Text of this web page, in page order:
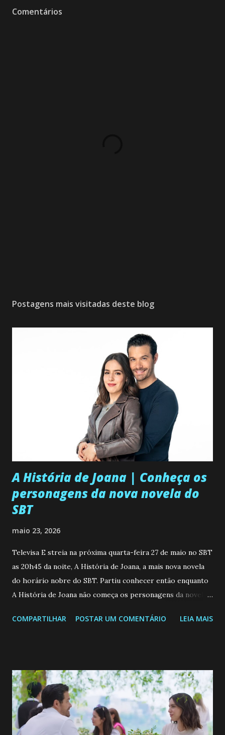
Comentários
Postagens mais visitadas deste blog
A História de Joana | Conheça os
personagens da nova novela do
SBT
maio 23, 2026
Televisa E streia na próxima quarta-feira 27 de maio no SBT
as 20h45 da noite, A História de Joana, a mais nova novela
do horário nobre do SBT. Partiu conhecer então enquanto
A História de Joana não começa os personagens da novela?
de 25/05/26 a 31/05/26 JOANA GUADALUPE (Camila
permanecer virgem até encontrar o homem que realmente
ama, o que não é fácil, já que dedica todas as suas energias a
se aprimorar, trabalhando, estudando e se orgulhando de
ser a primeira mulher da família a ingressar na
COMPARTILHAR POSTAR UM COMENTÁRIO LEIA MAIS